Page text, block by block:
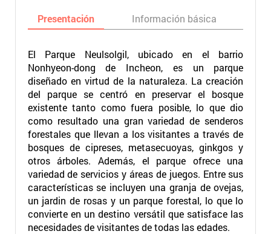
Presentación Información básica
El Parque Neulsolgil, ubicado en el barrio
Nonhyeon-dong de Incheon, es un parque
diseñado en virtud de la naturaleza. La creación
del parque se centró en preservar el bosque
existente tanto como fuera posible, lo que dio
como resultado una gran variedad de senderos
forestales que llevan a los visitantes a través de
bosques de cipreses, metasecuoyas, ginkgos y
otros árboles. Además, el parque ofrece una
variedad de servicios y áreas de juegos. Entre sus
características se incluyen una granja de ovejas,
un jardin de rosas y un parque forestal, lo que lo
convierte en un destino versátil que satisface las
necesidades de visitantes de todas las edades.